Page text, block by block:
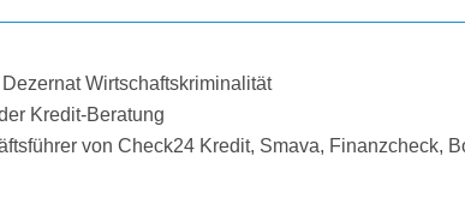
Wirtschaftskriminalität
Kredit-Beratung
von Check24 Kredit, Smava, Finanzcheck,